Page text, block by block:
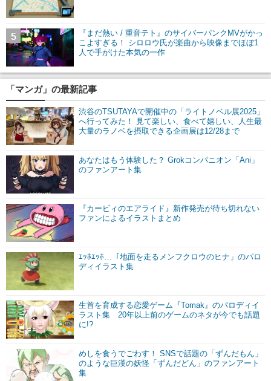
『まだ熱い / 重音テト』のサイバーパンクMVがかっ
こよすぎる！ シロロウ氏が楽曲から映像までほぼ1
人で手がけた本気の一作
5
「マンガ」の最新記事
渋谷のTSUTAYAで開催中の「ライトノベル展2025」
へ行ってみた！ 見て楽しい、食べて嬉しい、人生最
大量のラノベを摂取できる企画展は12/28まで
あなたはもう体験した？ Grokコンパニオン「Ani」
のファンアート集
『カービィのエアライド』新作発売が待ち切れない
ファンによるイラストまとめ
ｴｯﾎｴｯﾎ…「地面を走るメンフクロウのヒナ」のパロ
ディイラスト集
生首を育成する恋愛ゲーム『Tomak』のパロディイ
ラスト集 20年以上前のゲームのネタが今でも話題
に!?
めしを食うでごわす！ SNSで話題の「ずんだもん」
のような巨漢の妖怪「ずんだどん」のファンアート
集